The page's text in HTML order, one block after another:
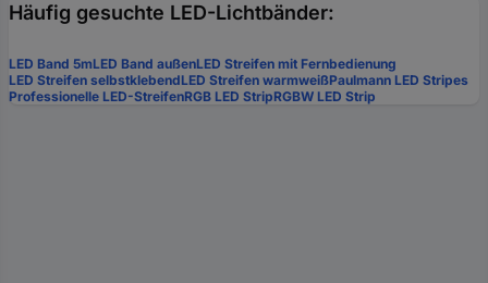
Häufig gesuchte LED-Lichtbänder:
LED Band 5mLED Band außenLED Streifen mit Fernbedienung
LED Streifen selbstklebendLED Streifen warmweißPaulmann LED Stripes
Professionelle LED-StreifenRGB LED StripRGBW LED Strip